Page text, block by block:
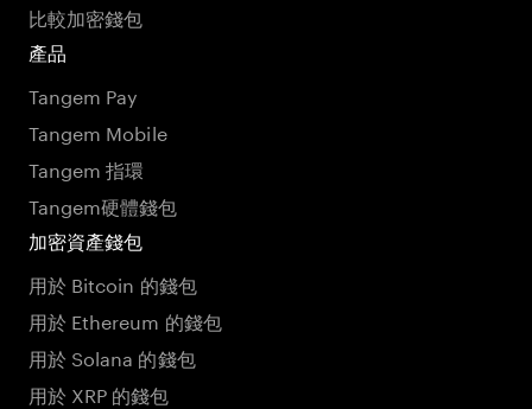
比較加密錢包
產品
Tangem Pay
Tangem Mobile
Tangem 指環
Tangem硬體錢包
加密資產錢包
用於 Bitcoin 的錢包
用於 Ethereum 的錢包
用於 Solana 的錢包
用於 XRP 的錢包